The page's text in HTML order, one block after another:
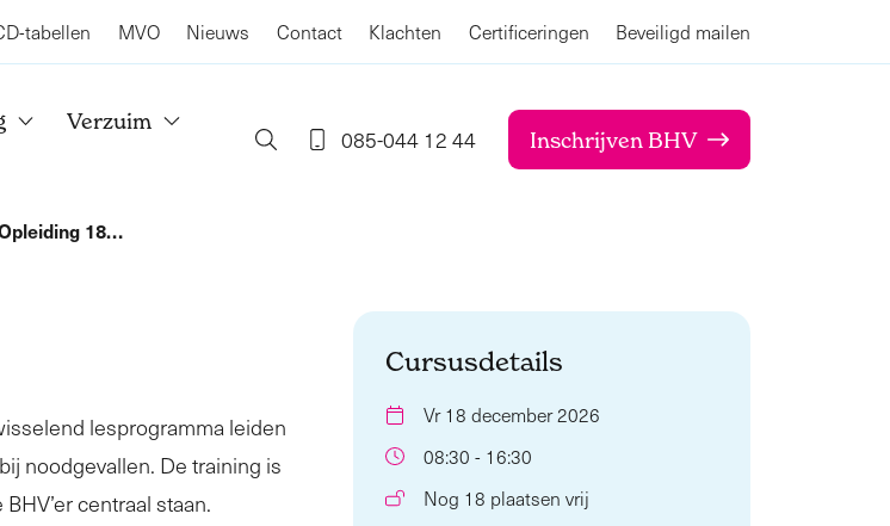
tabellen MVO Nieuws Contact Klachten Certificeringen Beveiligd mailen
Verzuim
085-044 12 44 Inschrijven BHV
18…
lesprogramma leiden
noodgevallen. De training is
centraal staan.
Cursusdetails
Vr 18 december 2026
08:30 - 16:30
Nog 18 plaatsen vrij